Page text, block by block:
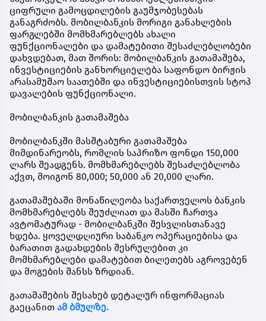
ციფრული გამოცდილების გაუმჯობესებას
განაგრძობს. მობილბანკის მორიგი განახლების
ფარგლებში მომხმარებლებს ახალი
ფუნქციონალები და დამატებითი შესაძლებლობები
დახვდებათ, მათ შორის: მობილბანკის გათამაშება,
ინვესტიციების განხორციელება საფონდო ბირჟის
არასამუშაო საათებში და ინვესტიციებისთვის სტოპ
დავალების ფუნქციონალი.
მობილბანკის გათამაშება
მობილბანკში მასშტაბური გათამაშება
მიმდინარეობს, რომლის საპრიზო ფონდი 150,000
ლარს შეადგენს. მომხმარებლებს შესაძლებლობა
აქვთ, მოიგონ 80,000; 50,000 ან 20,000 ლარი.
გათამაშებაში მონაწილეობა საქართველოს ბანკის
მომხმარებლებს შეუძლიათ და მასში ჩართვა
ავტომატურად - მობილბანკში შესვლისთანავე
ხდება. ყოველდღიური საბანკო ოპერაციებისა და
ბარათით გადახდების შესრულებით კი
მომხმარებლები დამატებით ბილეთებს აგროვებენ
და მოგების შანსს ზრდიან.
გათამაშების შესახებ დეტალურ ინფორმაციას
გაეცანით ამ ბმულზე.